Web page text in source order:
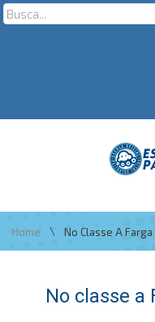
Home \ No Classe A
No classe a